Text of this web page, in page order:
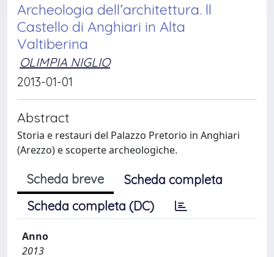
Archeologia dell’architettura. ll
Castello di Anghiari in Alta
Valtiberina
OLIMPIA NIGLIO
2013-01-01
Abstract
Storia e restauri del Palazzo Pretorio in Anghiari
(Arezzo) e scoperte archeologiche.
Scheda breve
Scheda completa
Scheda completa (DC)
Anno
2013